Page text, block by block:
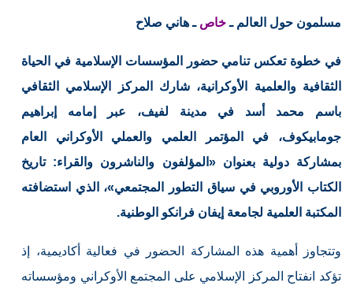
مسلمون حول العالم ـخاص ـ هاني صلاح
في خطوة تعكس تنامي حضور المؤسسات الإسلامية في الحياة
الثقافية والعلمية الأوكرانية، شارك المركز الإسلامي الثقافي
باسم محمد أسد في مدينة لفيف، عبر إمامه إبراهيم
جومابيكوف، في المؤتمر العلمي والعملي الأوكراني العام
بمشاركة دولية بعنوان «المؤلفون والناشرون والقراء: تاريخ
الكتاب الأوروبي في سياق التطور المجتمعي»، الذي استضافته
المكتبة العلمية لجامعة إيفان فرانكو الوطنية.
وتتجاوز أهمية هذه المشاركة الحضور في فعالية أكاديمية، إذ
تؤكد انفتاح المركز الإسلامي على المجتمع الأوكراني ومؤسساته